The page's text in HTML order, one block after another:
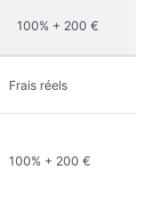
100% + 200 €
Frais réels
100% + 200 €